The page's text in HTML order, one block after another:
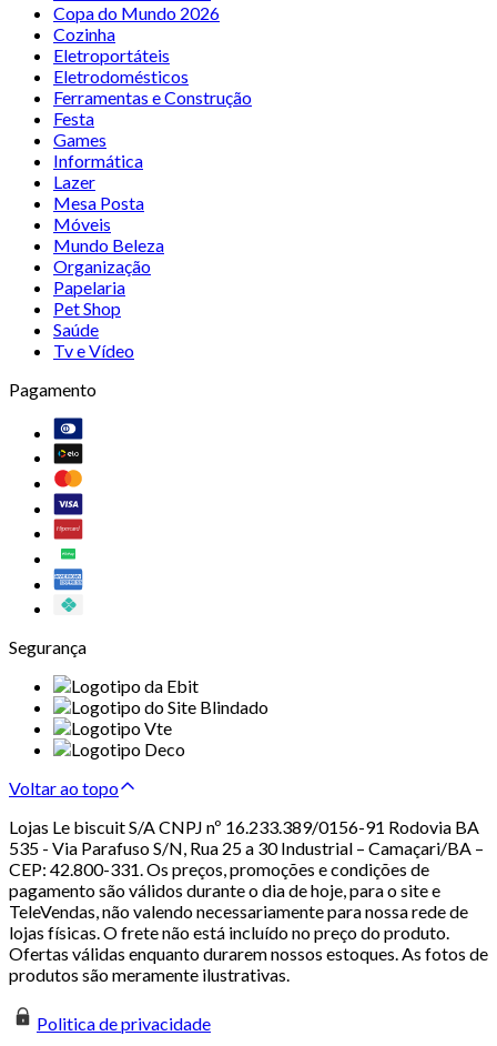
Copa do Mundo 2026
Cozinha
Eletroportáteis
Eletrodomésticos
Ferramentas e Construção
Festa
Games
Informática
Lazer
Mesa Posta
Móveis
Mundo Beleza
Organização
Papelaria
Pet Shop
Saúde
Tv e Vídeo
Pagamento
Segurança
Voltar ao topo
Lojas Le biscuit S/A CNPJ nº 16.233.389/0156-91 Rodovia BA
535 - Via Parafuso S/N, Rua 25 a 30 Industrial – Camaçari/BA –
CEP: 42.800-331. Os preços, promoções e condições de
pagamento são válidos durante o dia de hoje, para o site e
TeleVendas, não valendo necessariamente para nossa rede de
lojas físicas. O frete não está incluído no preço do produto.
Ofertas válidas enquanto durarem nossos estoques. As fotos de
produtos são meramente ilustrativas.
Politica de privacidade